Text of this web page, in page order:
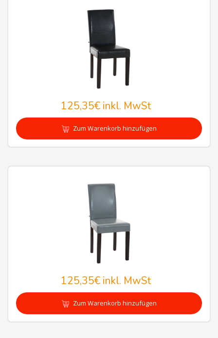
125,35€inkl. MwSt
Zum Warenkorb hinzufügen
125,35€inkl. MwSt
Zum Warenkorb hinzufügen